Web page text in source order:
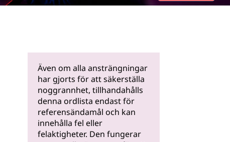
Även om alla ansträngningar
har gjorts för att säkerställa
noggrannhet, tillhandahålls
denna ordlista endast för
referensändamål och kan
innehålla fel eller
felaktigheter. Den fungerar